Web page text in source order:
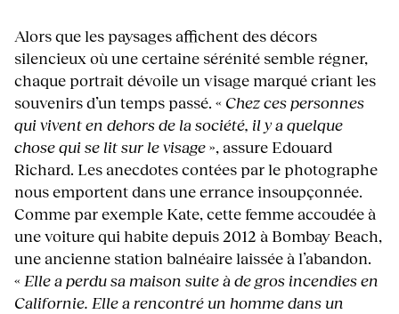
Alors que les paysages affichent des décors
silencieux où une certaine sérénité semble régner,
chaque portrait dévoile un visage marqué criant les
souvenirs d’un temps passé. « Chez ces personnes
qui vivent en dehors de la société, il y a quelque
chose qui se lit sur le visage», assure Edouard
Richard. Les anecdotes contées par le photographe
nous emportent dans une errance insoupçonnée.
Comme par exemple Kate, cette femme accoudée à
une voiture qui habite depuis 2012 à Bombay Beach,
une ancienne station balnéaire laissée à l’abandon.
« Elle a perdu sa maison suite à de gros incendies en
Californie. Elle a rencontré un homme dans un